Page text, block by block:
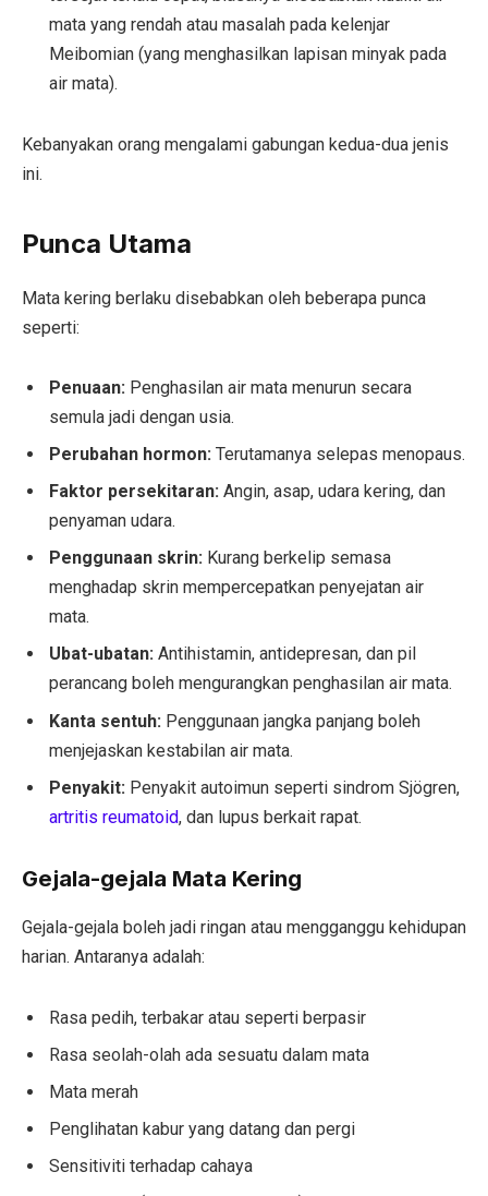
mata yang rendah atau masalah pada kelenjar
Meibomian (yang menghasilkan lapisan minyak pada
air mata).
Kebanyakan orang mengalami gabungan kedua-dua jenis
ini.
Punca Utama
Mata kering berlaku disebabkan oleh beberapa punca
seperti:
Penuaan: Penghasilan air mata menurun secara
semula jadi dengan usia.
Perubahan hormon: Terutamanya selepas menopaus.
Faktor persekitaran: Angin, asap, udara kering, dan
penyaman udara.
Penggunaan skrin: Kurang berkelip semasa
menghadap skrin mempercepatkan penyejatan air
mata.
Ubat-ubatan: Antihistamin, antidepresan, dan pil
perancang boleh mengurangkan penghasilan air mata.
Kanta sentuh: Penggunaan jangka panjang boleh
menjejaskan kestabilan air mata.
Penyakit: Penyakit autoimun seperti sindrom Sjögren,
artritis reumatoid, dan lupus berkait rapat.
Gejala-gejala Mata Kering
Gejala-gejala boleh jadi ringan atau mengganggu kehidupan
harian. Antaranya adalah:
Rasa pedih, terbakar atau seperti berpasir
Rasa seolah-olah ada sesuatu dalam mata
Mata merah
Penglihatan kabur yang datang dan pergi
Sensitiviti terhadap cahaya